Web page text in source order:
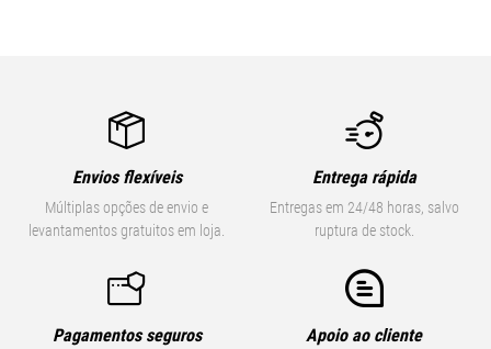
Envios flexíveis
Múltiplas opções de envio e
levantamentos gratuitos em loja.
Entrega rápida
Entregas em 24/48 horas, salvo
ruptura de stock.
Pagamentos seguros Apoio ao cliente